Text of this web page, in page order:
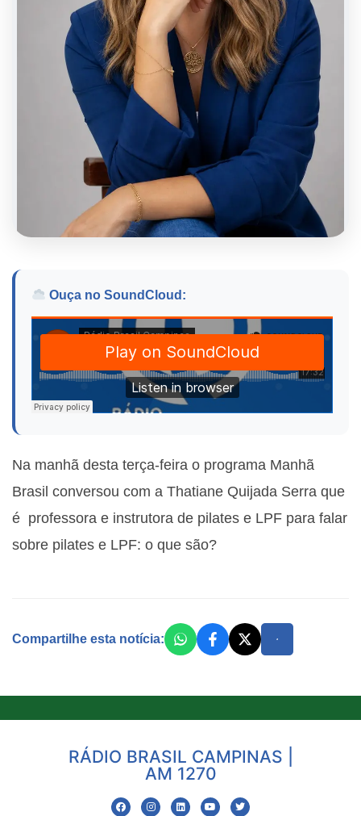
Ouça no SoundCloud:
Na manhã desta terça-feira o programa Manhã
Brasil conversou com a Thatiane Quijada Serra que
é professora e instrutora de pilates e LPF para falar
sobre pilates e LPF: o que são?
Compartilhe esta notícia:
RÁDIO BRASIL CAMPINAS |
AM 1270